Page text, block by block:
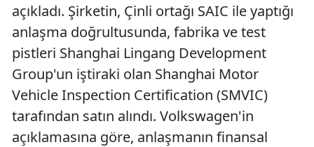
açıkladı. Şirketin, Çinli ortağı SAIC ile yaptığı
anlaşma doğrultusunda, fabrika ve test
pistleri Shanghai Lingang Development
Group'un iştiraki olan Shanghai Motor
Vehicle Inspection Certification (SMVIC)
tarafından satın alındı. Volkswagen'in
açıklamasına göre, anlaşmanın finansal